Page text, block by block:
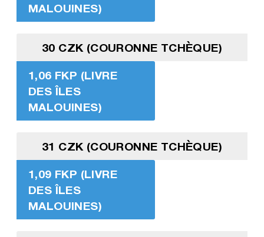
MALOUINES)
30 CZK (COURONNE TCHÈQUE)
1,06 FKP (LIVRE
DES ÎLES
MALOUINES)
31 CZK (COURONNE TCHÈQUE)
1,09 FKP (LIVRE
DES ÎLES
MALOUINES)